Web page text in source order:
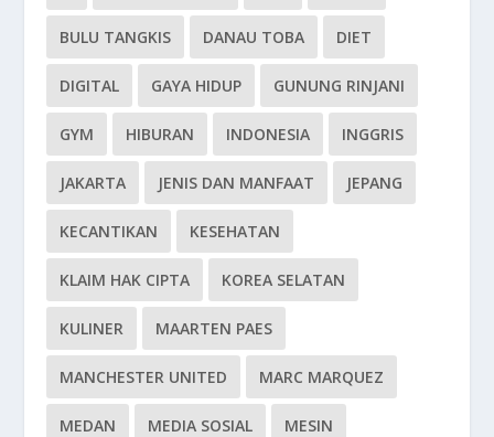
BULU TANGKIS DANAU TOBA DIET
DIGITAL GAYA HIDUP GUNUNG RINJANI
GYM HIBURAN INDONESIA INGGRIS
JAKARTA JENIS DAN MANFAAT JEPANG
KECANTIKAN KESEHATAN
KLAIM HAK CIPTA KOREA SELATAN
KULINER MAARTEN PAES
MANCHESTER UNITED MARC MARQUEZ
MEDAN MEDIA SOSIAL MESIN